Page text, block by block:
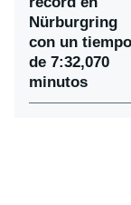
Nürburgring
con un tiempo
de 7:32,070
minutos